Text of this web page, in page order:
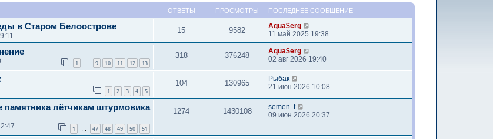
ОТВЕТЫ ПРОСМОТРЫ ПОСЛЕДНЕЕ СООБЩЕНИЕ
в Старом Белоострове 15 9582
Aqua$erg
11 май 2025 19:38
1 … 9 10 11 12 13
318 376248
Aqua$erg
02 авг 2026 19:40
1 2 3 4 5
104 130965
Рыбак
21 июн 2026 10:08
памятника лётчикам штурмовика
1 47 48 49 50 51
1274 1430108
semen..t
09 июн 2026 20:37